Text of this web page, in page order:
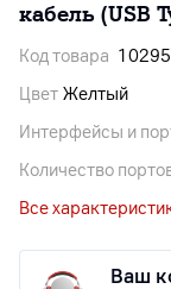
кабель (USB
Код товара
Цвет Желтый
Интерфейсы и
Количество
Все
Ваш